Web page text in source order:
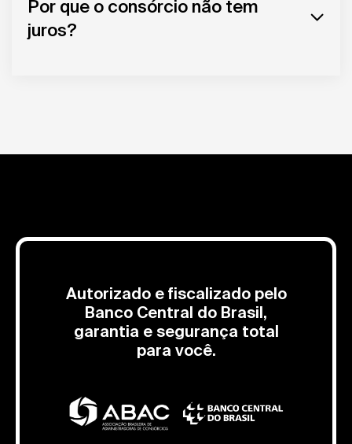
Por que o consórcio não tem
juros?
Autorizado e fiscalizado pelo
Banco Central do Brasil,
garantia e segurança total
para você.